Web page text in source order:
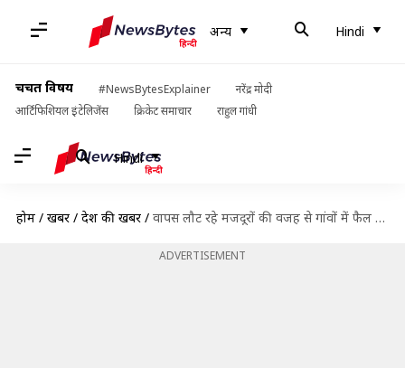
अन्य Hindi
चर्चित विषय #NewsBytesExplainer
नरेंद्र मोदी
आर्टिफिशियल इंटेलिजेंस
क्रिकेट समाचार राहुल गांधी
Hindi
होम / खबरें / देश की खबरें / वापस लौट रहे मजदूरों की वजह से गांवों में फैल सकता है कोरोना वायरस- विश्व बैंक
ADVERTISEMENT